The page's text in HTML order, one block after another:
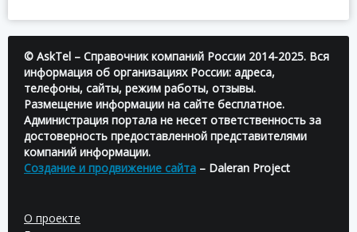
© AskTel – Справочник компаний России 2014-2025. Вся
информация об организациях России: адреса,
телефоны, сайты, режим работы, отзывы.
Размещение информации на сайте бесплатное.
Администрация портала не несет ответственность за
достоверность предоставленной представителями
компаний информации.
Создание и продвижение сайта – Daleran Project
О проекте